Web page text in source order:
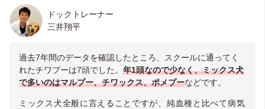
ドックトレーナー
三井翔平
過去7年間のデータを確認したところ、スクールに通ってく
れたチワプーは7頭でした。 年1頭なので少なく、ミックス犬
で多いのはマルプー、チワックス、ポメプーなどです。
ミックス犬全般に言えることですが、純血種と比べて病気